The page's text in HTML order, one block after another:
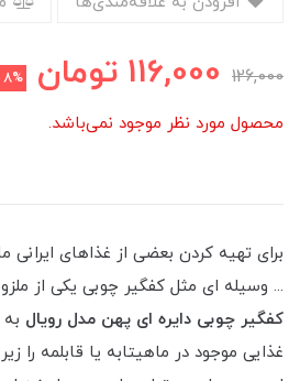
126,000
116,000 تومان 8%
محصول مورد نظر موجود نمی‌باشد.
برای تهیه کردن بعضی از غذاهای ایرانی
... وسیله ای مثل کفگیر چوبی یکی از
کفگیر چوبی دایره ای پهن مدل رویال
غذایی موجود در ماهیتابه یا قابلمه را